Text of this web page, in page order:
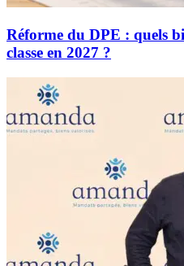
Réforme du DPE : quels
classe en 2027 ?